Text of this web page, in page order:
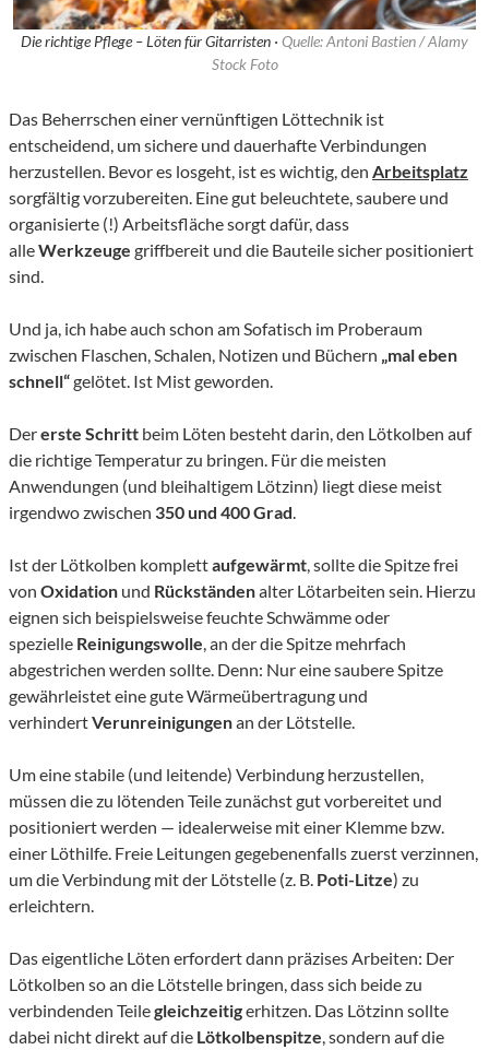
Die richtige Pflege – Löten für Gitarristen · Quelle: Antoni Bastien / Alamy
Stock Foto
Das Beherrschen einer vernünftigen Löttechnik ist
entscheidend, um sichere und dauerhafte Verbindungen
herzustellen. Bevor es losgeht, ist es wichtig, den Arbeitsplatz
sorgfältig vorzubereiten. Eine gut beleuchtete, saubere und
organisierte (!) Arbeitsfläche sorgt dafür, dass
alleWerkzeuge griffbereit und die Bauteile sicher positioniert
sind.
Und ja, ich habe auch schon am Sofatisch im Proberaum
zwischen Flaschen, Schalen, Notizen und Büchern „mal eben
schnell“gelötet. Ist Mist geworden.
Dererste Schritt beim Löten besteht darin, den Lötkolben auf
die richtige Temperatur zu bringen. Für die meisten
Anwendungen (und bleihaltigem Lötzinn) liegt diese meist
irgendwo zwischen 350 und 400 Grad.
Ist der Lötkolben komplettaufgewärmt, sollte die Spitze frei
von Oxidation und Rückständenalter Lötarbeiten sein. Hierzu
eignen sich beispielsweise feuchte Schwämme oder
spezielle Reinigungswolle, an der die Spitze mehrfach
abgestrichen werden sollte. Denn: Nur eine saubere Spitze
gewährleistet eine gute Wärmeübertragung und
verhindertVerunreinigungenan der Lötstelle.
Um eine stabile (und leitende) Verbindung herzustellen,
müssen die zu lötenden Teile zunächst gut vorbereitet und
positioniert werden — idealerweise mit einer Klemme bzw.
einer Löthilfe. Freie Leitungen gegebenenfalls zuerst verzinnen,
um die Verbindung mit der Lötstelle (z. B. Poti-Litze) zu
erleichtern.
Das eigentliche Löten erfordert dann präzises Arbeiten: Der
Lötkolben so an die Lötstelle bringen, dass sich beide zu
verbindenden Teilegleichzeitigerhitzen. Das Lötzinn sollte
dabei nicht direkt auf die Lötkolbenspitze, sondern auf die